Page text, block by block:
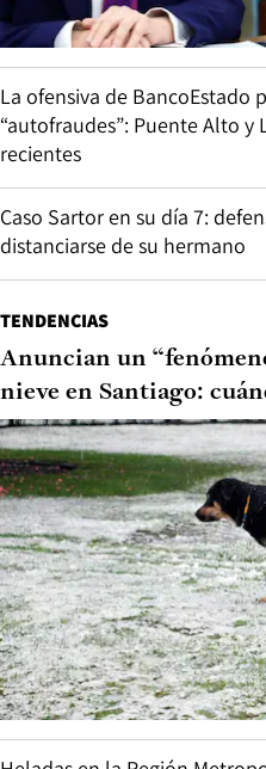
La ofensiva de BancoEstado
“autofraudes”: Puente Alto y
recientes
Caso Sartor en su día 7:
distanciarse de su hermano
TENDENCIAS
Anuncian un
nieve en Santiago: